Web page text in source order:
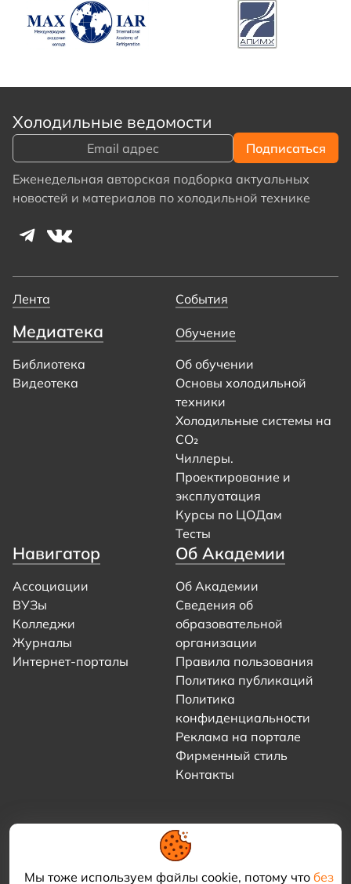
Мы тоже используем файлы cookie, потому что без
Холодильные ведомости
Еженедельная авторская подборка актуальных
новостей и материалов по холодильной технике
Лента События
Медиатека
Библиотека
Видеотека
Обучение
Об обучении
Основы холодильной
техники
Холодильные системы на
CO₂
Чиллеры.
Проектирование и
эксплуатация
Курсы по ЦОДам
Тесты
Навигатор
Ассоциации
ВУЗы
Колледжи
Журналы
Интернет-порталы
Об Академии
Об Академии
Сведения об
образовательной
организации
Правила пользования
Политика публикаций
Политика
конфиденциальности
Реклама на портале
Фирменный стиль
Контакты